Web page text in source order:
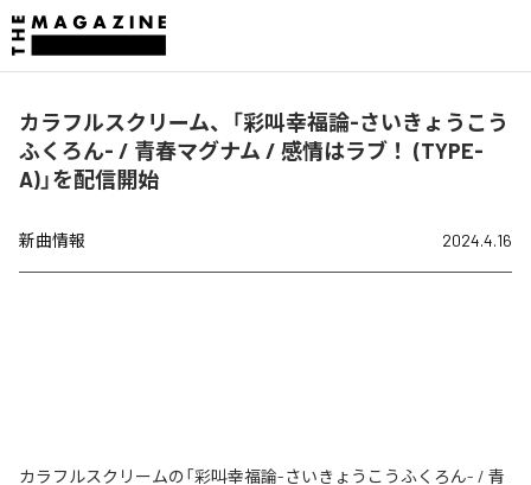
カラフルスクリーム、「彩叫幸福論-さいきょうこう
ふくろん- / 青春マグナム / 感情はラブ！ (TYPE-
A)」を配信開始
新曲情報 2024.4.16
カラフルスクリームの「彩叫幸福論-さいきょうこうふくろん- / 青